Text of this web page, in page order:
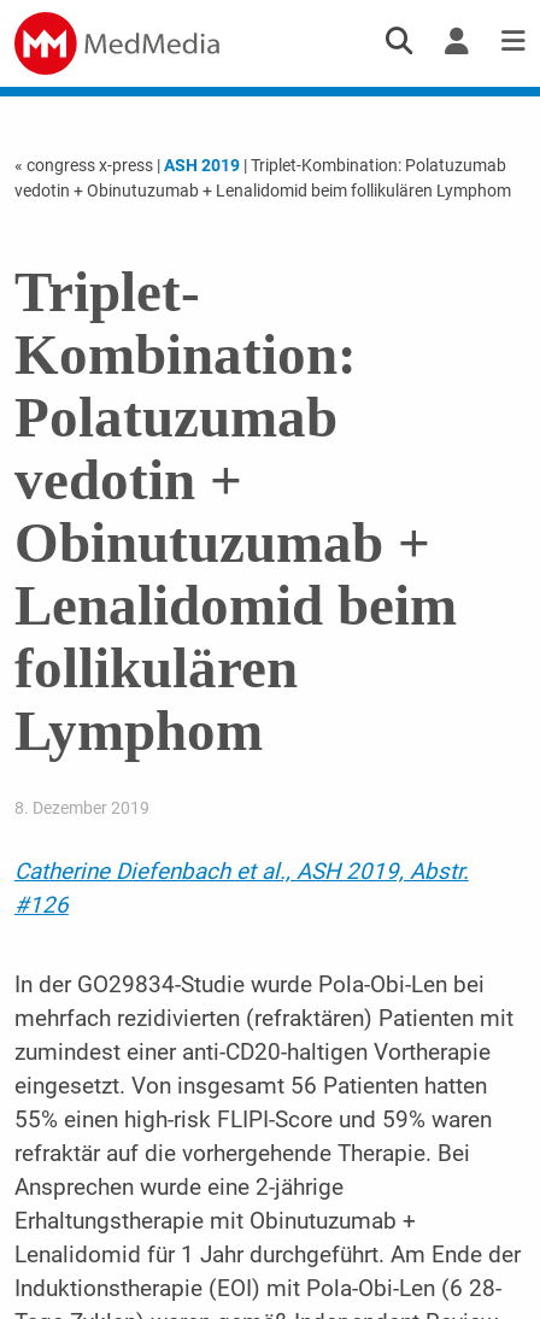
« congress x-press |ASH 2019| Triplet-Kombination: Polatuzumab
vedotin + Obinutuzumab + Lenalidomid beim follikulären Lymphom
Triplet-
Kombination:
Polatuzumab
vedotin +
Obinutuzumab +
Lenalidomid beim
follikulären
Lymphom
8. Dezember 2019
Catherine Diefenbach et al., ASH 2019, Abstr.
#126
In der GO29834-Studie wurde Pola-Obi-Len bei
mehrfach rezidivierten (refraktären) Patienten mit
zumindest einer anti-CD20-haltigen Vortherapie
eingesetzt. Von insgesamt 56 Patienten hatten
55% einen high-risk FLIPI-Score und 59% waren
refraktär auf die vorhergehende Therapie. Bei
Ansprechen wurde eine 2-jährige
Erhaltungstherapie mit Obinutuzumab +
Lenalidomid für 1 Jahr durchgeführt. Am Ende der
Induktionstherapie (EOI) mit Pola-Obi-Len (6 28-